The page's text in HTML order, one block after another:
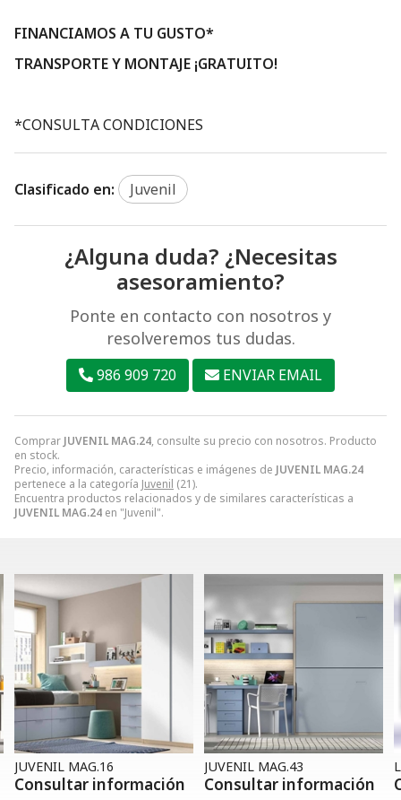
Comprar JUVENIL MAG.24, consulte su precio con nosotros. Producto
en stock.
Precio, información, características e imágenes de JUVENIL MAG.24
pertenece a la categoría Juvenil (21).
Encuentra productos relacionados y de similares características a
JUVENIL MAG.24 en "Juvenil".
FINANCIAMOS A TU GUSTO*
TRANSPORTE Y MONTAJE ¡GRATUITO!
*CONSULTA CONDICIONES
Clasificado en: Juvenil
¿Alguna duda? ¿Necesitas
asesoramiento?
Ponte en contacto con nosotros y
resolveremos tus dudas.
986 909 720 ENVIAR EMAIL
JUVENIL MAG.16
Consultar información
JUVENIL MAG.43
Consultar información